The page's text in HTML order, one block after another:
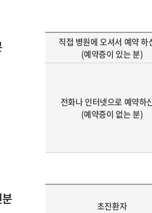
직접 병원에 오셔서 예약 하
(예약증이 있는 분)
전화나 인터넷으로 예약하
(예약증이 없는 분)
초진환자